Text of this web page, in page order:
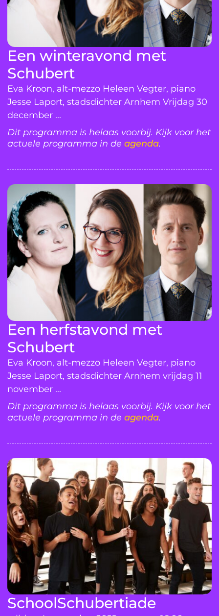
Een winteravond met
Schubert
Eva Kroon, alt-mezzo Heleen Vegter, piano
Jesse Laport, stadsdichter Arnhem Vrijdag 30
december ...
Dit programma is helaas voorbij. Kijk voor het
actuele programma in de agenda.
Een herfstavond met
Schubert
Eva Kroon, alt-mezzo Heleen Vegter, piano
Jesse Laport, stadsdichter Arnhem vrijdag 11
november ...
Dit programma is helaas voorbij. Kijk voor het
actuele programma in de agenda.
SchoolSchubertiade